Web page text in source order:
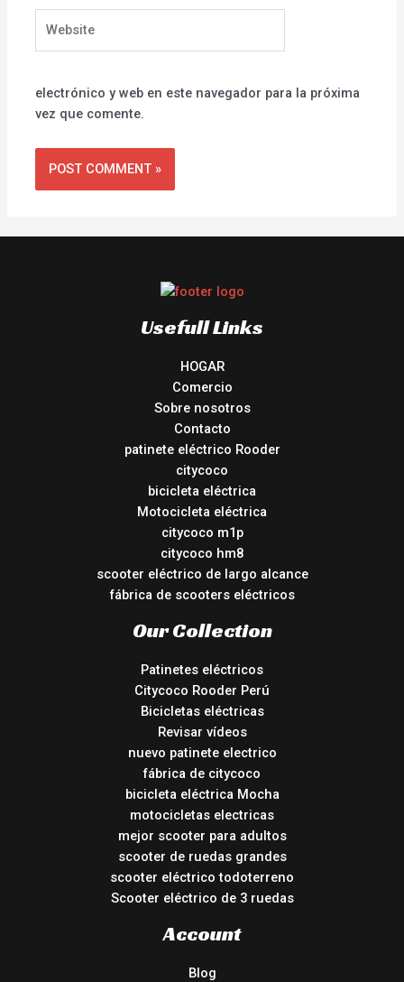
electrónico y web en este navegador para la próxima
vez que comente.
Usefull Links
HOGAR
Comercio
Sobre nosotros
Contacto
patinete eléctrico Rooder
citycoco
bicicleta eléctrica
Motocicleta eléctrica
citycoco m1p
citycoco hm8
scooter eléctrico de largo alcance
fábrica de scooters eléctricos
Our Collection
Patinetes eléctricos
Citycoco Rooder Perú
Bicicletas eléctricas
Revisar vídeos
nuevo patinete electrico
fábrica de citycoco
bicicleta eléctrica Mocha
motocicletas electricas
mejor scooter para adultos
scooter de ruedas grandes
scooter eléctrico todoterreno
Scooter eléctrico de 3 ruedas
Account
Blog